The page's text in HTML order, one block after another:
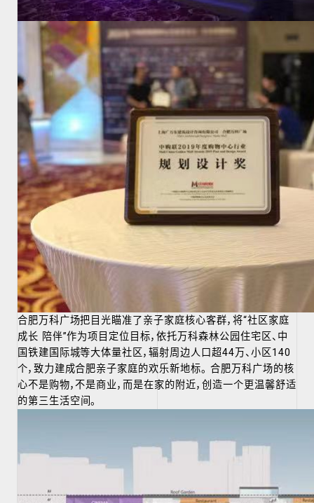
合肥万科广场把目光瞄准了亲子家庭核心客群，将“社区家庭
成长 陪伴”作为项目定位目标，依托万科森林公园住宅区、中
国铁建国际城等大体量社区，辐射周边人口超44万、小区140
个，致力建成合肥亲子家庭的欢乐新地标。 合肥万科广场的核
心不是购物，不是商业，而是在家的附近，创造一个更温馨舒适
的第三生活空间。